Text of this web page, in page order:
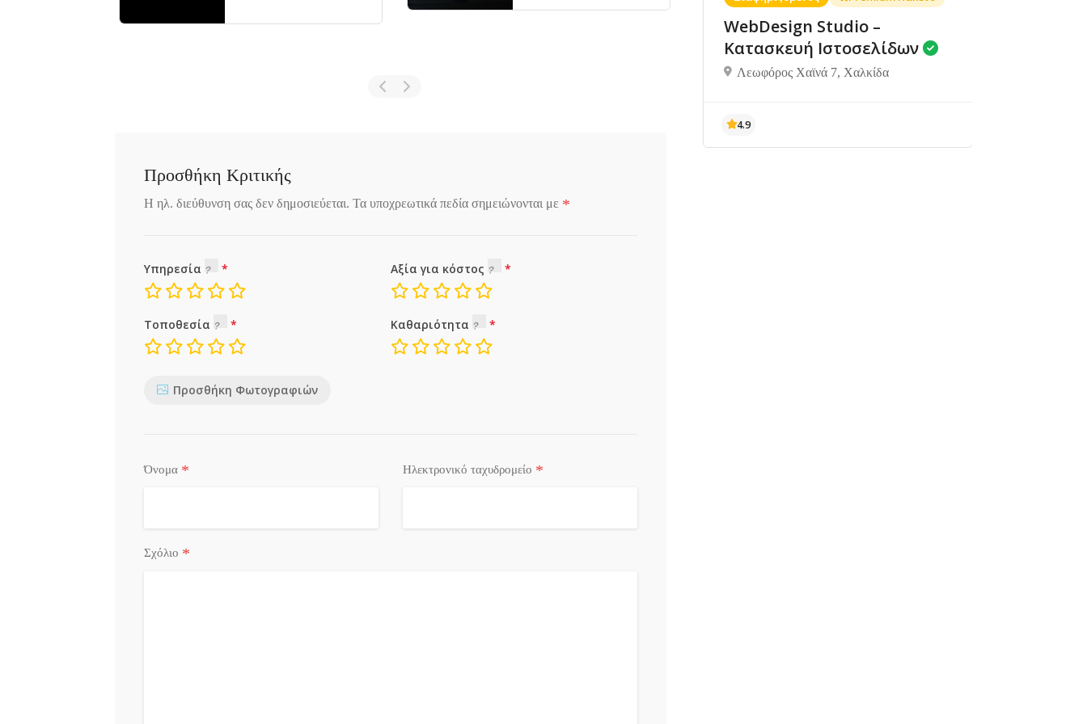
Προσθήκη Κριτικής
Η ηλ. διεύθυνση σας δεν δημοσιεύεται. Τα υποχρεωτικά πεδία σημειώνονται με *
Υπηρεσία Αξία για κόστος
Τοποθεσία Καθαριότητα
Προσθήκη Φωτογραφιών
Όνομα * Ηλεκτρονικό ταχυδρομείο *
Σχόλιο *
WebDesign Studio –
Κατασκευή Ιστοσελίδων
Λεωφόρος Χαϊνά 7, Χαλκίδα